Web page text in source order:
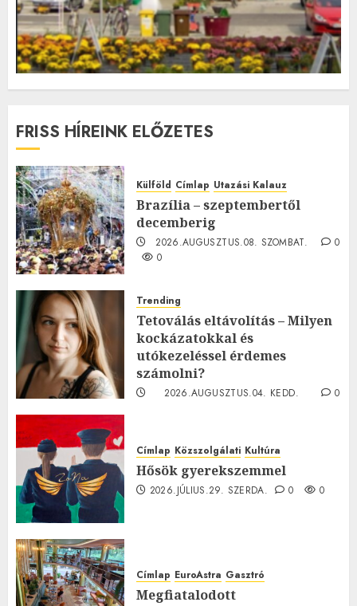
FRISS HÍREINK ELŐZETES
Külföld Címlap Utazási Kalauz
Brazília – szeptembertől
decemberig
2026.AUGUSZTUS.08. SZOMBAT.
0
0
Trending
Tetoválás eltávolítás – Milyen
kockázatokkal és
utókezeléssel érdemes
számolni?
2026.AUGUSZTUS.04. KEDD.
0
Címlap Közszolgálati Kultúra
Hősök gyerekszemmel
2026.JÚLIUS.29. SZERDA. 0 0
Címlap EuroAstra Gasztró
Megfiatalodott